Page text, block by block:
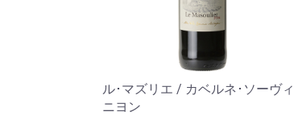
ル･マズリエ / カベルネ･ソーヴィ
ニヨン